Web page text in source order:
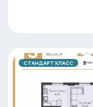
СТАНДАРТ КЛАСС 3